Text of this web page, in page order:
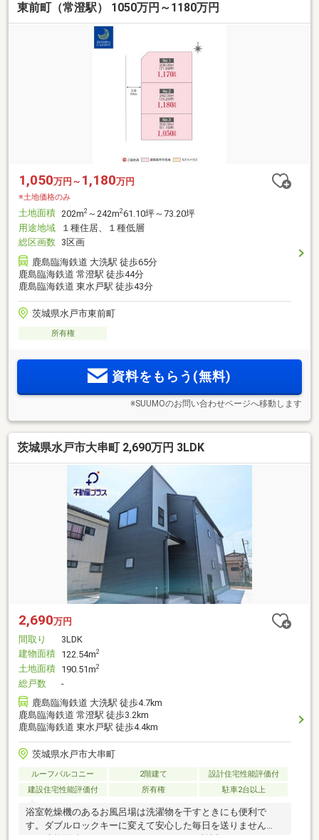
東前町（常澄駅） 1050万円～1180万円
1,050万円～ 1,180万円
※土地価格のみ
土地面積 202m2 ～242m261.10坪～73.20坪
用途地域
１種住居、１種低層
総区画数 3区画
鹿島臨海鉄道 大洗駅 徒歩65分
鹿島臨海鉄道 常澄駅 徒歩44分
鹿島臨海鉄道 東水戸駅 徒歩43分
茨城県水戸市東前町
所有権
資料をもらう(無料)
※SUUMOのお問い合わせページへ移動します
茨城県水戸市大串町 2,690万円 3LDK
2,690万円
間取り
3LDK
建物面積 122.54m2
土地面積 190.51m2
総戸数
-
鹿島臨海鉄道 大洗駅 徒歩4.7km
鹿島臨海鉄道 常澄駅 徒歩3.2km
鹿島臨海鉄道 東水戸駅 徒歩4.4km
茨城県水戸市大串町
ルーフバルコニー 2階建て
設計住宅性能評価付
建設住宅性能評価付
所有権 駐車2台以上
浴室乾燥機のあるお風呂場は洗濯物を干すときにも便利で
す。ダブルロックキーに変えて安心した毎日を送りません